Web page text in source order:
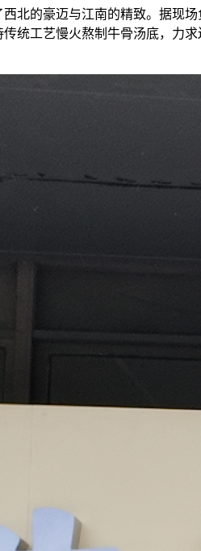
北的豪迈与江南的精致。据现
统工艺慢火熬制牛骨汤底，力